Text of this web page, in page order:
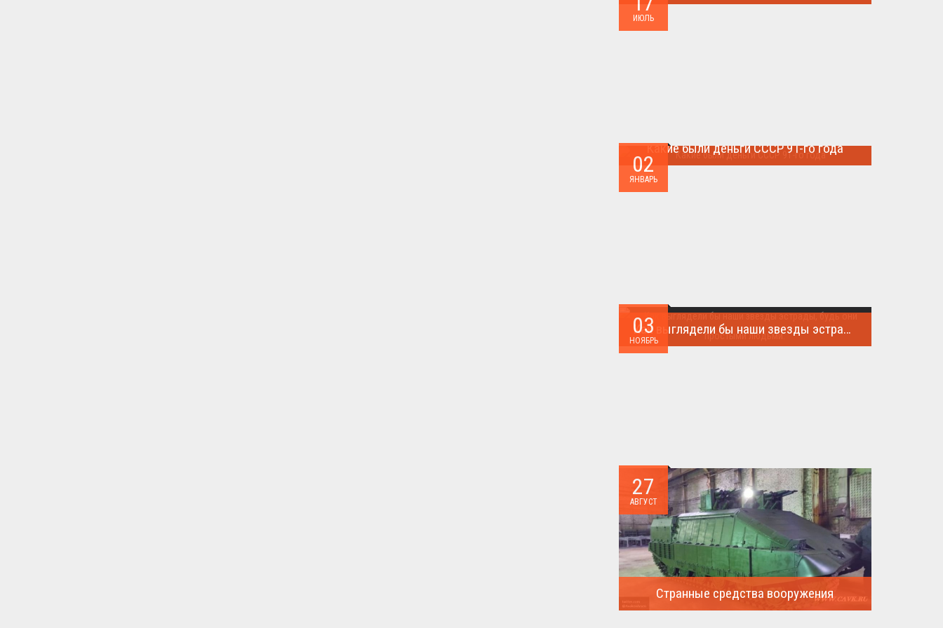
ИЮЛЬ
02
ЯНВАРЬ
Какие были деньги СССР 91-го года
03
НОЯБРЬ
Как выглядели бы наши звезды эстрады, будь они простыми людьми.
Такого поворота событий не ожидал никто!...
27
АВГУСТ
Странные средства вооружения